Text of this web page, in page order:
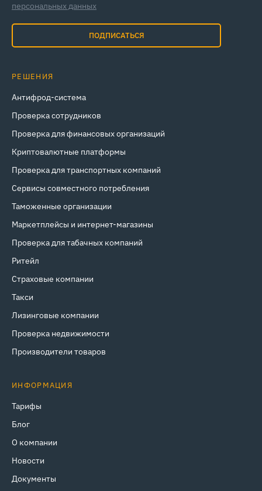
персональных данных
ПОДПИСАТЬСЯ
РЕШЕНИЯ
Антифрод-система
Проверка сотрудников
Проверка для финансовых организаций
Криптовалютные платформы
Проверка для транспортных компаний
Сервисы совместного потребления
Таможенные организации
Маркетплейсы и интернет‑магазины
Проверка для табачных компаний
Ритейл
Страховые компании
Такси
Лизинговые компании
Проверка недвижимости
Производители товаров
ИНФОРМАЦИЯ
Тарифы
Блог
О компании
Новости
Документы